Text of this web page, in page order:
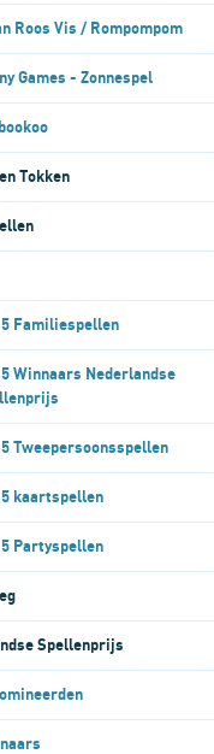
Roos Vis / Rompompom
Games - Zonnespel
Tokken
5 Familiespellen
5 Winnaars Nederlandse
5 Tweepersoonsspellen
5 kaartspellen
5 Partyspellen
Spellenprijs